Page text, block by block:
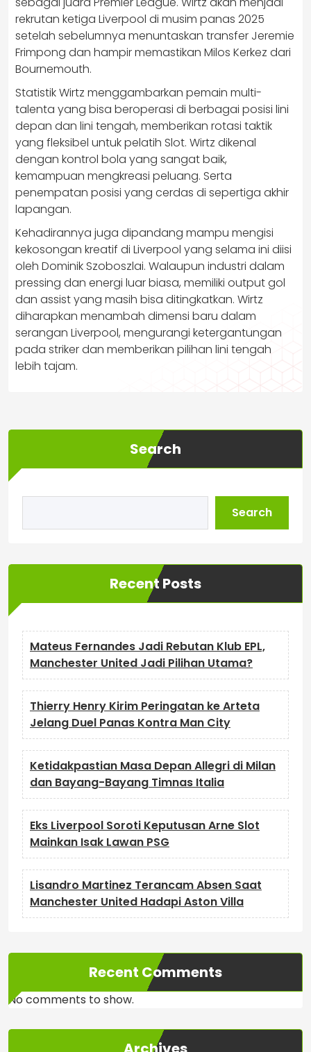
rekrutan ketiga Liverpool di musim panas 2025
setelah sebelumnya menuntaskan transfer Jeremie
Frimpong dan hampir memastikan Milos Kerkez dari
Bournemouth.
Statistik Wirtz menggambarkan pemain multi-
talenta yang bisa beroperasi di berbagai posisi lini
depan dan lini tengah, memberikan rotasi taktik
yang fleksibel untuk pelatih Slot. Wirtz dikenal
dengan kontrol bola yang sangat baik,
kemampuan mengkreasi peluang. Serta
penempatan posisi yang cerdas di sepertiga akhir
lapangan.
Kehadirannya juga dipandang mampu mengisi
kekosongan kreatif di Liverpool yang selama ini diisi
oleh Dominik Szoboszlai. Walaupun industri dalam
pressing dan energi luar biasa, memiliki output gol
dan assist yang masih bisa ditingkatkan. Wirtz
diharapkan menambah dimensi baru dalam
serangan Liverpool, mengurangi ketergantungan
pada striker dan memberikan pilihan lini tengah
lebih tajam.
Search
Search
Recent Posts
Mateus Fernandes Jadi Rebutan Klub EPL,
Manchester United Jadi Pilihan Utama?
Thierry Henry Kirim Peringatan ke Arteta
Jelang Duel Panas Kontra Man City
Ketidakpastian Masa Depan Allegri di Milan
dan Bayang-Bayang Timnas Italia
Eks Liverpool Soroti Keputusan Arne Slot
Mainkan Isak Lawan PSG
Lisandro Martinez Terancam Absen Saat
Manchester United Hadapi Aston Villa
Recent Comments
No comments to show.